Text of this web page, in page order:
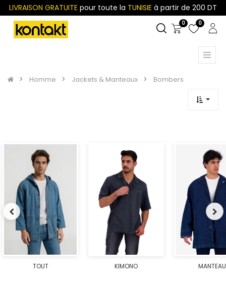
LIVRAISON GRATUITE pour toute la TUNISIE à partir de 200 DT
0 0
Homme Jackets & Manteaux Bombers
TOUT KIMONO MANTEAU